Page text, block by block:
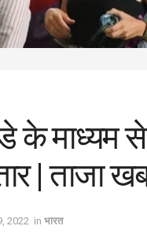
के माध्यम
| ताजा
2022 in भारत